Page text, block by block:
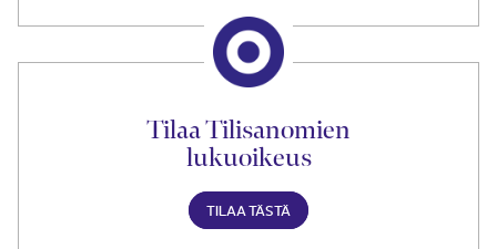
Tilaa Tilisanomien
lukuoikeus
TILAA TÄSTÄ